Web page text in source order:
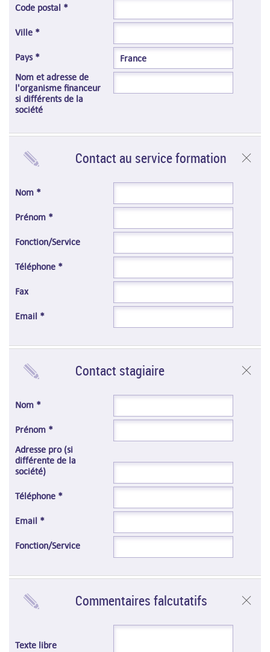
Code postal *
Ville *
Pays *
Nom et adresse de
l'organisme financeur
si différents de la
société
Contact au service formation
Nom *
Prénom *
Fonction/Service
Téléphone *
Fax
Email *
Contact stagiaire
Nom *
Prénom *
Adresse pro (si
différente de la
société)
Téléphone *
Email *
Fonction/Service
Commentaires falcutatifs
Texte libre